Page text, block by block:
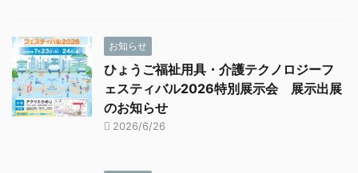
お知らせ
ひょうご福祉用具・介護テクノロジーフ
ェスティバル2026特別展示会 展示出展
のお知らせ
2026/6/26